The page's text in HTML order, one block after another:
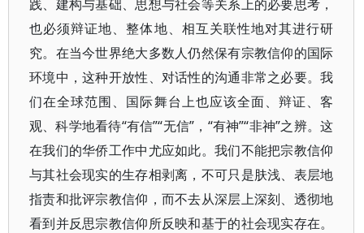
践、建构与基础、思想与社会等关系上的必要思考，
也必须辩证地、整体地、相互关联性地对其进行研
究。在当今世界绝大多数人仍然保有宗教信仰的国际
环境中，这种开放性、对话性的沟通非常之必要。我
们在全球范围、国际舞台上也应该全面、辩证、客
观、科学地看待“有信”“无信”，“有神”“非神”之辨。这
在我们的华侨工作中尤应如此。我们不能把宗教信仰
与其社会现实的生存相剥离，不可只是肤浅、表层地
指责和批评宗教信仰，而不去从深层上深刻、透彻地
看到并反思宗教信仰所反映和基于的社会现实存在。